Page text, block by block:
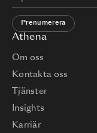
Athena
Om oss
Kontakta oss
Tjänster
Insights
Karriär
Prenumerera